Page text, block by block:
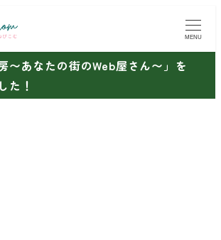
MENU
〜あなたの街のWeb屋さん〜」を
た！